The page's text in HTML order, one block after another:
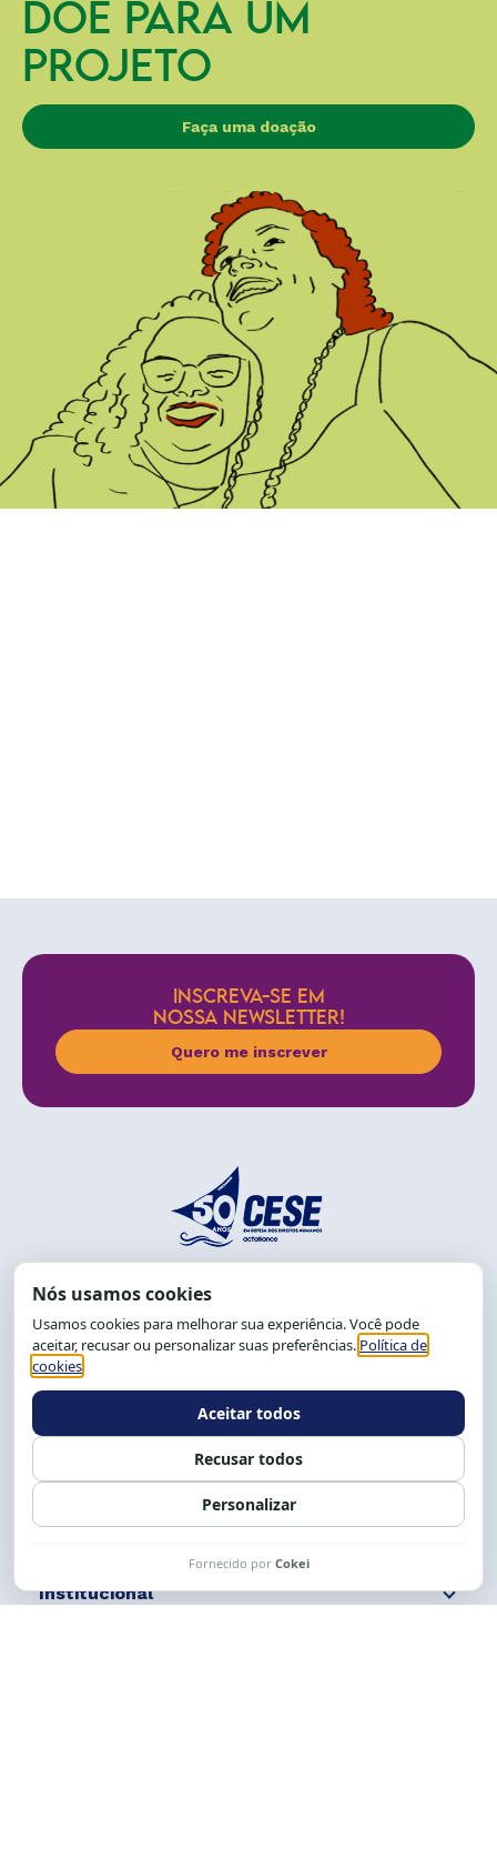
DOE PARA UM
PROJETO
Faça uma doação
INSCREVA-SE EM
NOSSA NEWSLETTER!
Quero me inscrever
End.: R. da Graça, 150. Graça
CEP: 40.150-055
Salvador-BA, Brasil.
Tel.: (71) 2104-5457, Cel.: (71) 9 9239-2104 ou 2105
Expediente: 8h às 12h e 13 às 17h.
Siga nossas redes Fale conosco
Institucional